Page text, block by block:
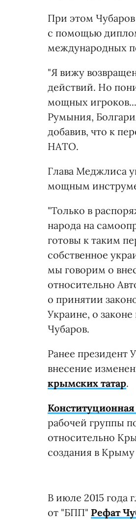
При этом
с помощью
международных
"Я вижу
действий. Но
мощных
Румыния,
добавив, что к
НАТО.
Глава Меджлиса
мощным
"Только в
народа на
готовы к таким
собственное
мы говорим о
относительно
о принятии
Украине, о
Чубаров.
Ранее президент
внесение
крымских татар.
рабочей группы
относительно
создания в
В июле 2015 года
от "БПП" Рефат